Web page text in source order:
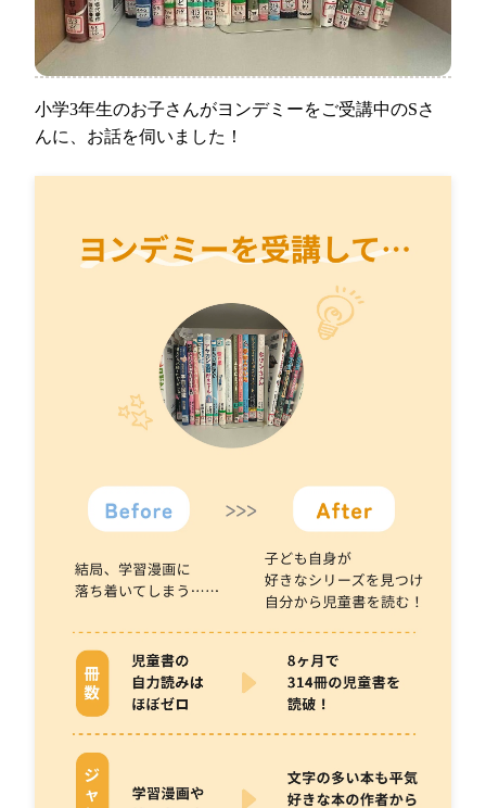
小学3年生のお子さんがヨンデミーをご受講中のSさ
んに、お話を伺いました！